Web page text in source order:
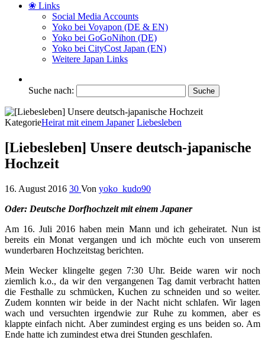
❀ Links
Social Media Accounts
Yoko bei Voyapon (DE & EN)
Yoko bei GoGoNihon (DE)
Yoko bei CityCost Japan (EN)
Weitere Japan Links
Suche nach:
KategorieHeirat mit einem Japaner Liebesleben
[Liebesleben] Unsere deutsch-japanische
Hochzeit
16. August 2016 30 Von yoko_kudo90
Oder: Deutsche Dorfhochzeit mit einem Japaner
Am 16. Juli 2016 haben mein Mann und ich geheiratet. Nun ist
bereits ein Monat vergangen und ich möchte euch von unserem
wunderbaren Hochzeitstag berichten.
Mein Wecker klingelte gegen 7:30 Uhr. Beide waren wir noch
ziemlich k.o., da wir den vergangenen Tag damit verbracht hatten
die Festhalle zu schmücken, Kuchen zu schneiden und so weiter.
Zudem konnten wir beide in der Nacht nicht schlafen. Wir lagen
wach und versuchten irgendwie zur Ruhe zu kommen, aber es
klappte einfach nicht. Aber zumindest erging es uns beiden so. Am
Ende hatte ich zumindest etwa drei Stunden geschlafen.